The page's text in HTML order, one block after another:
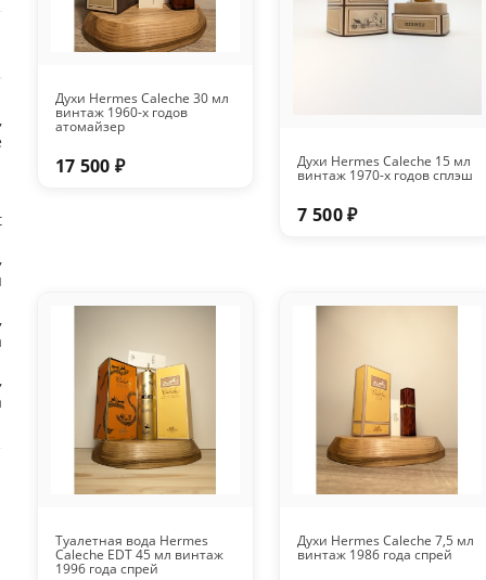
Духи Hermes Caleche 30 мл
винтаж 1960-х годов
атомайзер
17 500 ₽ Духи Hermes Caleche 15 мл
винтаж 1970-х годов сплэш
7 500 ₽
Туалетная вода Hermes
Caleche EDT 45 мл винтаж
1996 года спрей
Духи Hermes Caleche 7,5 мл
винтаж 1986 года спрей